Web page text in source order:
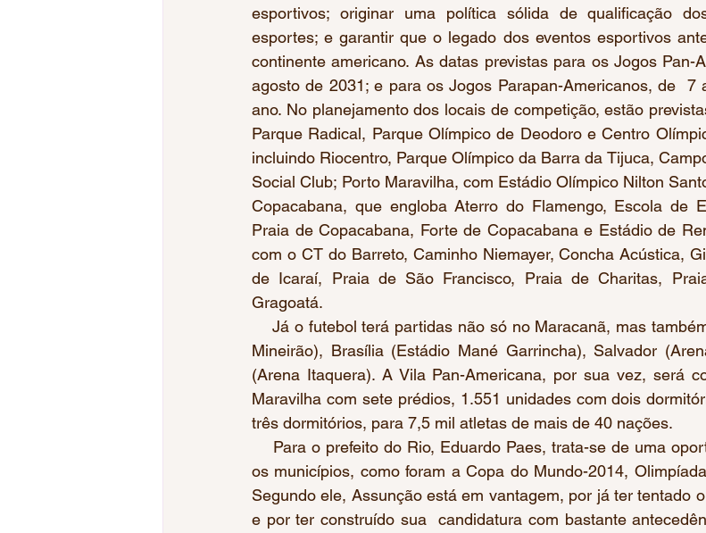
esportivos; originar uma política sólida de qualificação
esportes; e garantir que o legado dos eventos esportivos
continente americano. As datas previstas para os Jogos
agosto de 2031; e para os Jogos Parapan-Americanos, de
ano. No planejamento dos locais de competição, estão
Parque Radical, Parque Olímpico de Deodoro e Centro
incluindo Riocentro, Parque Olímpico da Barra da Tijuca,
Social Club; Porto Maravilha, com Estádio Olímpico Nilton
Copacabana, que engloba Aterro do Flamengo, Escola de
Praia de Copacabana, Forte de Copacabana e Estádio de
com o CT do Barreto, Caminho Niemayer, Concha Acústica,
de Icaraí, Praia de São Francisco, Praia de Charitas,
Gragoatá.
Já o futebol terá partidas não só no Maracanã, mas
Mineirão), Brasília (Estádio Mané Garrincha), Salvador
(Arena Itaquera). A Vila Pan-Americana, por sua vez, será
Maravilha com sete prédios, 1.551 unidades com dois
três dormitórios, para 7,5 mil atletas de mais de 40 nações.
Para o prefeito do Rio, Eduardo Paes, trata-se de uma
os municípios, como foram a Copa do Mundo-2014,
Segundo ele, Assunção está em vantagem, por já ter tentado
e por ter construído sua  candidatura com bastante